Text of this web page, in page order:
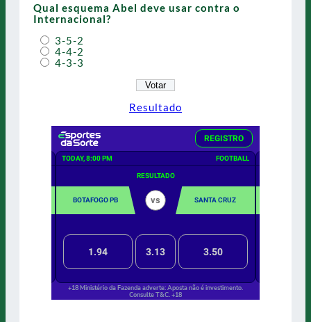
Qual esquema Abel deve usar contra o
Internacional?
3-5-2
4-4-2
4-3-3
Resultado